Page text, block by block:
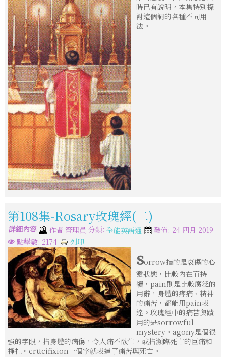
時已有說明，本集特別探
討這個詞的各種不同用
法。
第108集-Rosary玫瑰經(二)
詳細內容 作者 管理員 分類: 全能英語通
發佈: 24 四月 2019
點擊數: 2174
列印
sorrow指的是哀傷的心
靈狀態，比較內在而持
續，pain則是比較廣泛的
用辭，身體的疼痛、精神
的痛苦，都能用pain表
達。玫瑰經中的痛苦奧蹟
用的是sorrowful
mystery。agony是個很
強的字眼，指身體的病傷，令人痛不欲生，或指瀕臨死亡的巨痛和
掙扎。crucifixion一個字就表達了痛苦與死亡。